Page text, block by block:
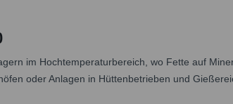
im Hochtemperaturbereich, wo Fette auf
oder Anlagen in Hüttenbetrieben und